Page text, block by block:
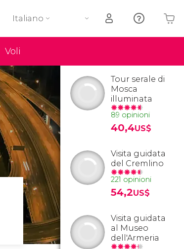
Voli
Italiano
Tour serale di
Mosca
illuminata
89 opinioni
40,4US$
Visita guidata
del Cremlino
221 opinioni
54,2US$
Visita guidata
al Museo
dell'Armeria